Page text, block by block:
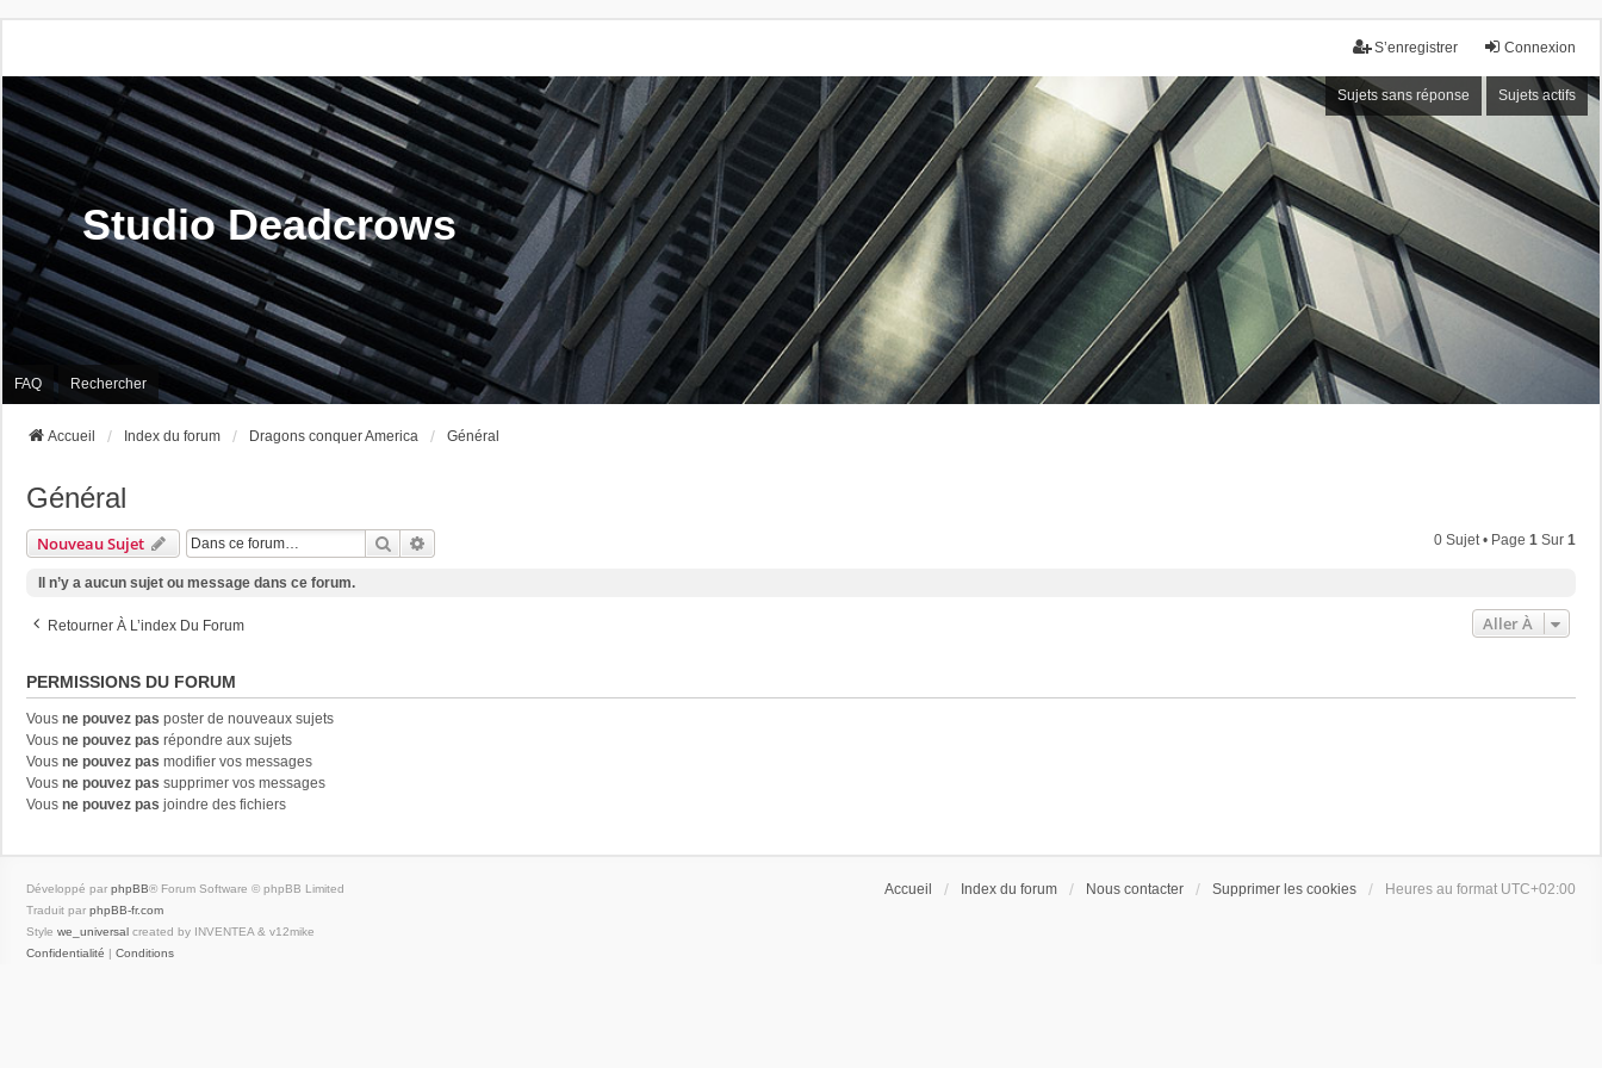
Connexion
S’enregistrer
Sujets sans réponse Sujets actifs
Studio Deadcrows
FAQ Rechercher
Accueil Index du forum Dragons conquer America Général
Général
Nouveau Sujet Rechercher 0 Sujet • Page 1 Sur 1
Il n’y a aucun sujet ou message dans ce forum.
Retourner À L’index Du Forum Aller À
PERMISSIONS DU FORUM
Vous ne pouvez pas poster de nouveaux sujets
Vous ne pouvez pas répondre aux sujets
Vous ne pouvez pas modifier vos messages
Vous ne pouvez pas supprimer vos messages
Vous ne pouvez pas joindre des fichiers
Accueil Index du forum Nous contacter Supprimer les cookies Heures au format UTC+02:00
Développé par phpBB® Forum Software © phpBB Limited
Traduit par phpBB-fr.com
Style we_universal created by INVENTEA & v12mike
Confidentialité | Conditions